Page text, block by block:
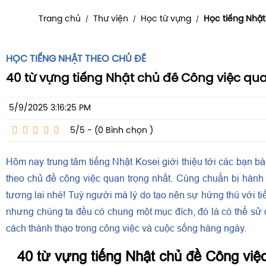
Trang chủ / Thư viện / Học từ vựng / Học tiếng
HỌC TIẾNG NHẬT THEO CHỦ ĐỀ
40 từ vựng tiếng Nhật chủ đề Công việc
5/9/2025 3:16:25 PM
5/5 - (0 Bình chọn )
Hôm nay trung tâm tiếng Nhật Kosei giới thiệu tới các bạn
theo chủ đề công việc quan trọng nhất. Cùng chuẩn bị
tương lai nhé! Tuỳ người mà lý do tạo nên sự hứng thú với
nhưng chúng ta đều có chung một mục đích, đó là có thể sử
cách thành thạo trong công việc và cuộc sống hàng ngày.
40 từ vựng tiếng Nhật chủ đề Công